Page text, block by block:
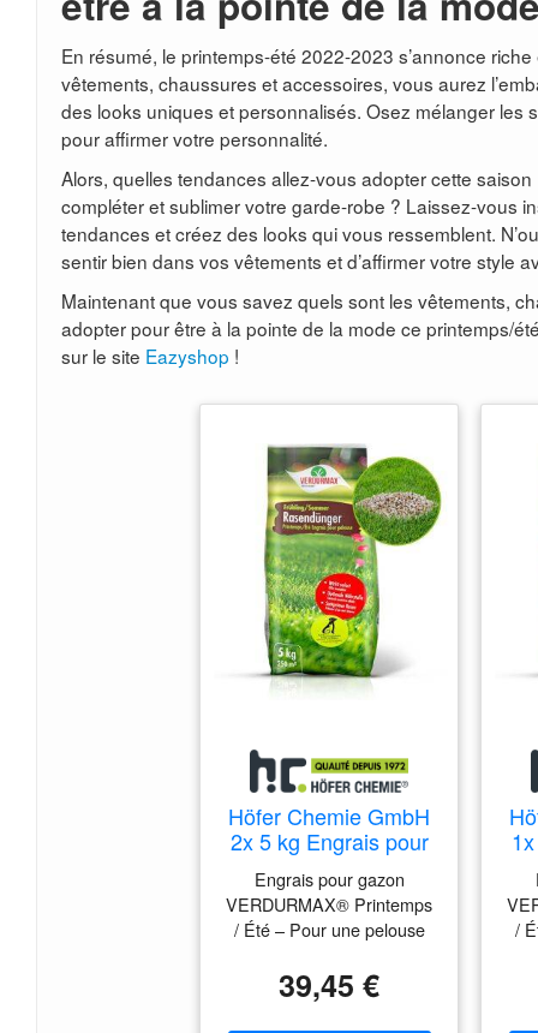
En résumé, le printemps-été 2022-2023 s’annonce
vêtements, chaussures et accessoires, vous aurez
des looks uniques et personnalisés. Osez mélanger les
pour affirmer votre personnalité.
Alors, quelles tendances allez-vous adopter cette
compléter et sublimer votre garde-robe ? Laissez-vous
tendances et créez des looks qui vous ressemblent.
sentir bien dans vos vêtements et d’affirmer votre style
Maintenant que vous savez quels sont les vêtements,
adopter pour être à la pointe de la mode ce printemps/
sur le site Eazyshop !
Höfer Chemie GmbH
2x 5 kg Engrais pour
gazon
VERDURMAX®
Printemps / Été
Engrais pour gazon
VERDURMAX® Printemps
/ Été – Pour une pelouse
L’engrais pour gazon
VERDURMAX® Printemps
39,45 €
/